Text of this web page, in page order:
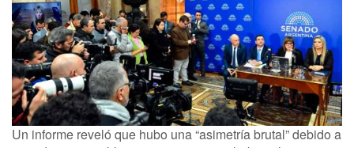
Un informe reveló que hubo una “asimetría brutal” debido a